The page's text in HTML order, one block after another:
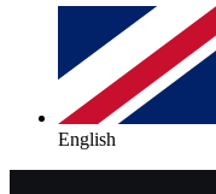
English